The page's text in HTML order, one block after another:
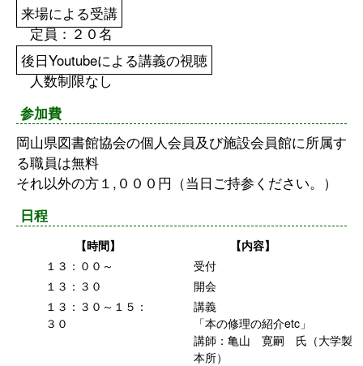
来場による受講
定員：２０名
後日Youtubeによる講義の視聴
人数制限なし
参加費
岡山県図書館協会の個人会員及び施設会員館に所属す
る職員は無料
それ以外の方１,０００円（当日ご持参ください。）
日程
【時間】
【内容】
１３：００～
受付
１３：３０
開会
１３：３０～１５：
３０
講義
「本の修理の紹介etc」
講師：亀山 寛嗣 氏（大学製
本所）